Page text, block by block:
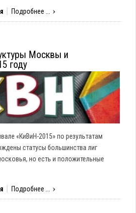
Подробнее ...
Москвы и
году
«КиВиН-2015» по результатам
статусы большинства лиг
но есть и положительные
Подробнее ...